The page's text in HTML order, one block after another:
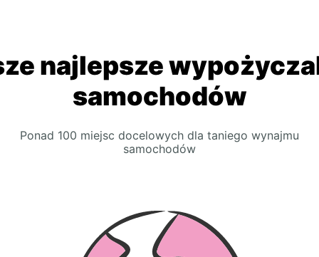
najlepsze
samochodów
Ponad 100 miejsc docelowych dla taniego wynajmu
samochodów